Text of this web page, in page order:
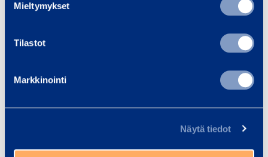
Mieltymykset
Tilastot
Markkinointi
Näytä tiedot
Asiakirjat
A